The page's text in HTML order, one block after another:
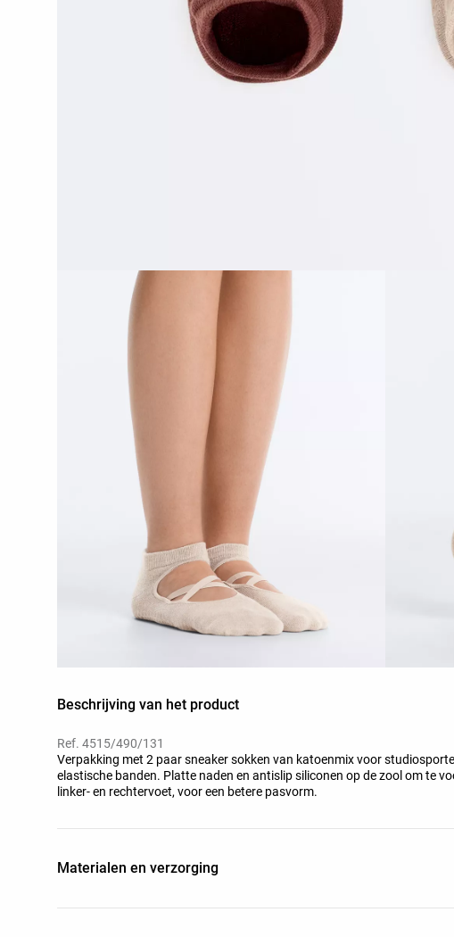
Beschrijving van het product
Ref. 4515/490/131
Verpakking met 2 paar sneaker sokken van katoenmix voor
elastische banden. Platte naden en antislip siliconen op de zool om te
linker- en rechtervoet, voor een betere pasvorm.
Materialen en verzorging